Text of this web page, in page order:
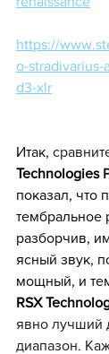
https://
o-stradivarius-
d3-xlr
Итак,
Тесhnоlogiеs
показал, что
тембральное
разборчив,
ясный звук,
мощный, и
RSX
явно лучший
диапазон.